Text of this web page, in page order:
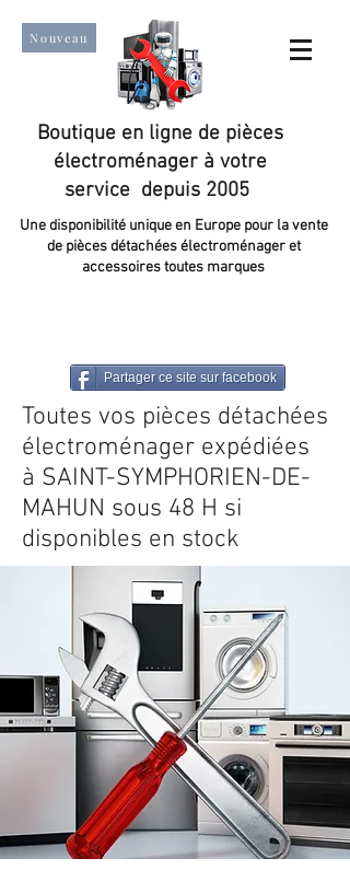
Nouveau
Boutique en ligne de pièces
électroménager à votre
service depuis 2005
Une disponibilité unique en Europe pour la vente
de pièces détachées électroménager et
accessoires toutes marques
Partager ce site sur facebook
Toutes vos pièces détachées
électroménager expédiées
à SAINT-SYMPHORIEN-DE-
MAHUN sous 48 H si
disponibles en stock